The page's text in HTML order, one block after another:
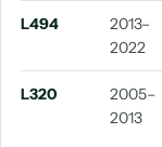
L494
2013–
2022
L320
2005–
2013